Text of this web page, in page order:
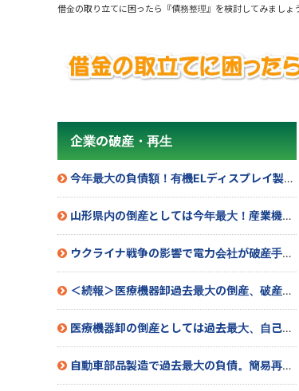
借金の取り立てに困ったら『債務整理』を検討してみましょ
企業の破産・再生
今年最大の負債額！有機ELディスプレイ製造業社が民事再生法を申請へ
山形県内の倒産としては今年最大！産業機械製造会社が民事再生法を申請
ウクライナ戦争の影響で電力会社が破産手続き開始
＜続報＞医療機器卸過去最大の倒産、破産手続き開始
医療機器卸の倒産としては過去最大、自己破産申請へ
自動車部品製造で過去最大の負債。簡易再生申請へ